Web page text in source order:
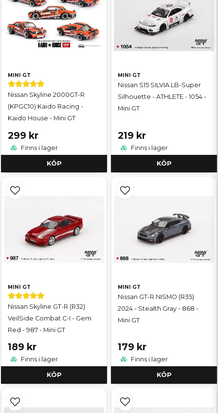
MINI GT
Nissan Skyline 2000GT-R
(KPGC10) Kaido Racing -
Kaido House - Mini GT
299 kr
Finns i lager
KÖP
MINI GT
Nissan S15 SILVIA LB-Super
Silhouette - ATHLETE - 1054 -
Mini GT
219 kr
Finns i lager
KÖP
MINI GT
Nissan Skyline GT-R (R32)
VeilSide Combat C-I - Gem
Red - 987 - Mini GT
189 kr
Finns i lager
KÖP
MINI GT
Nissan GT-R NISMO (R35)
2024 - Stealth Gray - 868 -
Mini GT
179 kr
Finns i lager
KÖP